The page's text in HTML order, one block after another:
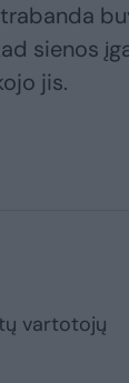
sienos
jis.
vartotojų